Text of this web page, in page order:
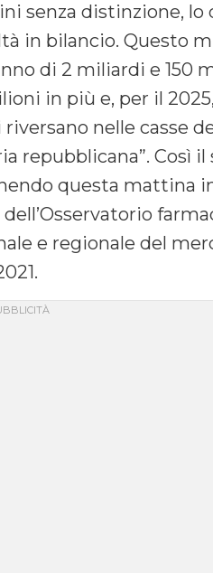
senza distinzione,
in bilancio. Questo
di 2 miliardi e 150
in più e, per il
nelle casse
repubblicana”. Così
questa mattina
e regionale del